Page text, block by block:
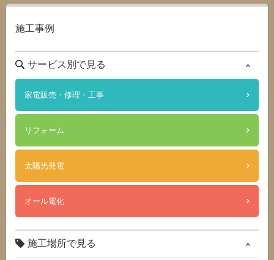
施工事例
サービス別で見る
家電販売・修理・工事
リフォーム
太陽光発電
オール電化
施工場所で見る